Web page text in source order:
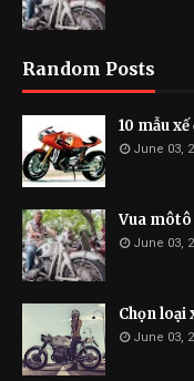
Random Posts
10 mẫu
June 03,
Vua
June 03,
Chọn loại
June 03,